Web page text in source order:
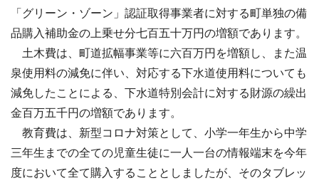
「グリーン・ゾーン」認証取得事業者に対する町単独の備
品購入補助金の上乗せ分七百五十万円の増額であります。
土木費は、町道拡幅事業等に六百万円を増額し、また温
泉使用料の減免に伴い、対応する下水道使用料についても
減免したことによる、下水道特別会計に対する財源の繰出
金百万五千円の増額であります。
教育費は、新型コロナ対策として、小学一年生から中学
三年生までの全ての児童生徒に一人一台の情報端末を今年
度において全て購入することとしましたが、そのタブレッ